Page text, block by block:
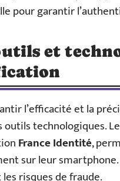
pour garantir
et
l’efficacité et la
outils technologiques. Le
France Identité,
sur leur
risques de fraude.